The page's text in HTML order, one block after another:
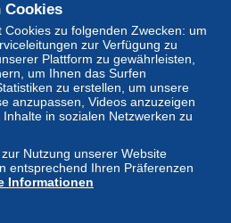
oder Banküberweisung
des Verkäufers erfolgen.
Delcampe auf der Seite "Meine
stehenden
erfolgt, wird vom
zurückerstattet. Nicht bezahlte
für das Konto des Käufers
Cookies
zu folgenden Zwecken: um
zur Verfügung zu
Plattform zu gewährleisten,
um Ihnen das Surfen
zu erstellen, um unsere
anzupassen, Videos anzuzeigen
in sozialen Netzwerken zu
Nutzung unserer Website
entsprechend Ihren Präferenzen
Informationen